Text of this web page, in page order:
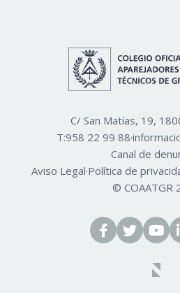
C/ San Matías, 19,
T:958 22 99 88·
Canal de
Aviso Legal·Política de
© COAATGR